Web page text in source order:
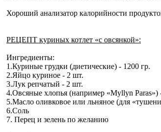
Хороший анализатор калорийности
РЕЦЕПТ куриных котлет «с овсянкой»:
Ингредиенты:
1.Куриные грудки (диетические) - 1200 гр.
2.Яйцо куриное - 2 шт.
3.Лук репчатый - 2 шт.
4.Овсяные хлопья (например «Myllyn Paras»)
5.Масло оливковое или льняное (для
6.Соль
7. Перец и зелень по желанию